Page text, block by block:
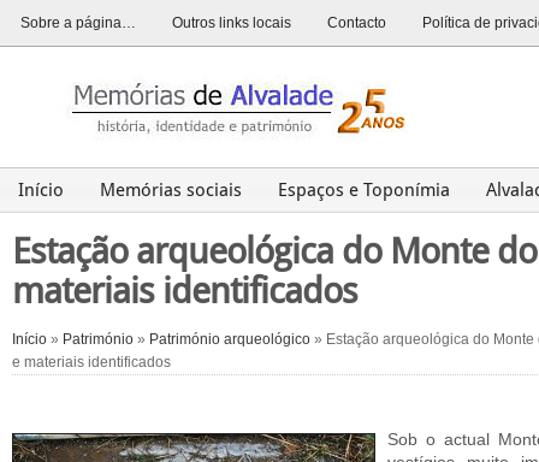
Sobre a página… Outros links locais Contacto Política de
Início Memórias sociais Espaços e Toponímia
Alvalade
História Património
Estação arqueológica do Monte
materiais identificados
Início » Património » Património arqueológico » Estação arqueológica do
e materiais identificados
Sob o actual